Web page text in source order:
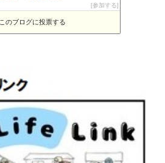
Photography
ジャーニー
会
参加する
このブログに投票する